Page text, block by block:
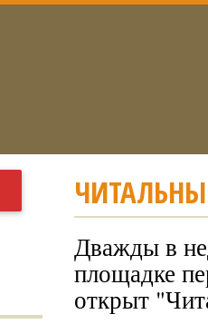
Дважды в
площадке
открыт